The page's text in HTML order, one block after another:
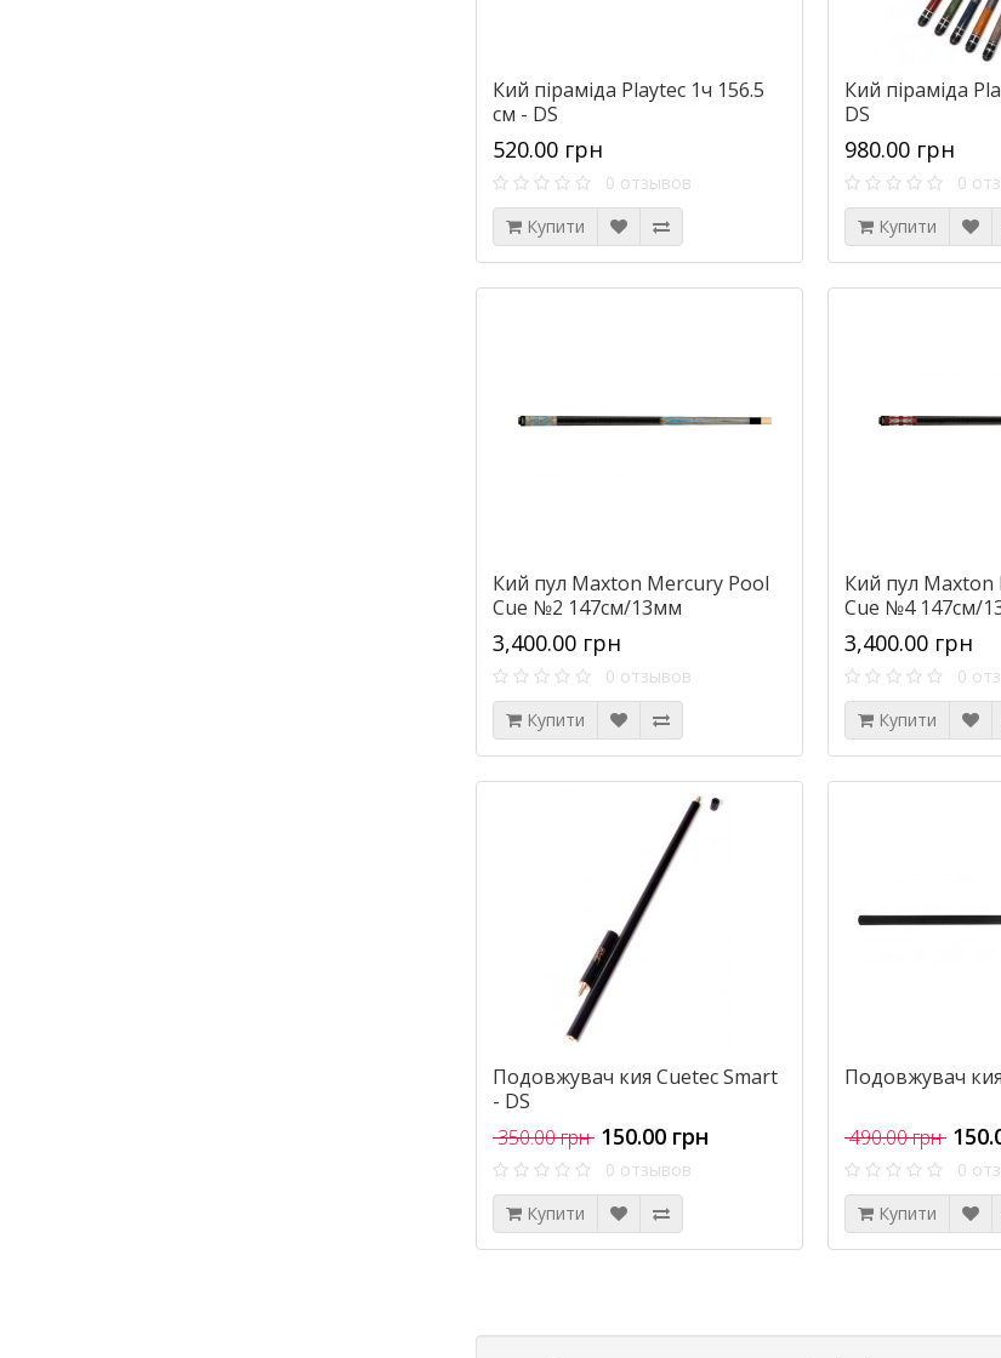
Кий піраміда Playtec 1ч 156.5
см - DS
520.00 грн
0 отзывов
Купити
Кий піраміда
DS
980.00 грн
0
Купити
Кий пул Maxton Mercury Pool
Cue №2 147см/13мм
3,400.00 грн
0 отзывов
Купити
Кий пул Maxton
Cue №4 147см/
3,400.00 грн
0
Купити
Подовжувач кия Cuetec Smart
- DS
350.00 грн 150.00 грн
0 отзывов
Купити
Подовжувач
490.00 грн
0
Купити